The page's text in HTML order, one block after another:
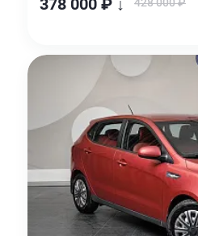
378 000 ₽ ↓